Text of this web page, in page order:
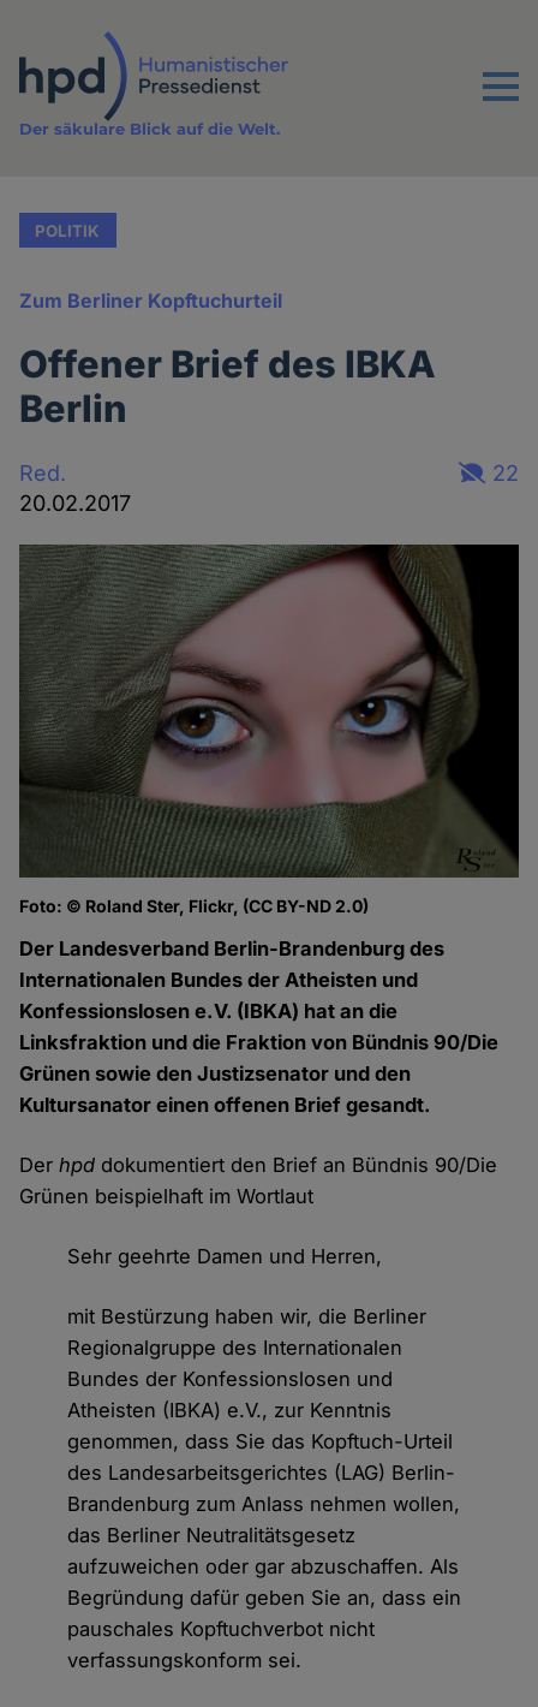
Inhalt
Menu
Der säkulare Blick auf die Welt.
POLITIK
Zum Berliner Kopftuchurteil
Offener Brief des IBKA
Berlin
Red.
20.02.2017
22
Foto: © Roland Ster, Flickr, (CC BY-ND 2.0)
Der Landesverband Berlin-Brandenburg des
Internationalen Bundes der Atheisten und
Konfessionslosen e.V. (IBKA) hat an die
Linksfraktion und die Fraktion von Bündnis 90/Die
Grünen sowie den Justizsenator und den
Kultursanator einen offenen Brief gesandt.
Derhpd dokumentiert den Brief an Bündnis 90/Die
Grünen beispielhaft im Wortlaut
Sehr geehrte Damen und Herren,
mit Bestürzung haben wir, die Berliner
Regionalgruppe des Internationalen
Bundes der Konfessionslosen und
Atheisten (IBKA) e.V., zur Kenntnis
genommen, dass Sie das Kopftuch-Urteil
des Landesarbeitsgerichtes (LAG) Berlin-
Brandenburg zum Anlass nehmen wollen,
das Berliner Neutralitätsgesetz
aufzuweichen oder gar abzuschaffen. Als
Begründung dafür geben Sie an, dass ein
pauschales Kopftuchverbot nicht
verfassungskonform sei.